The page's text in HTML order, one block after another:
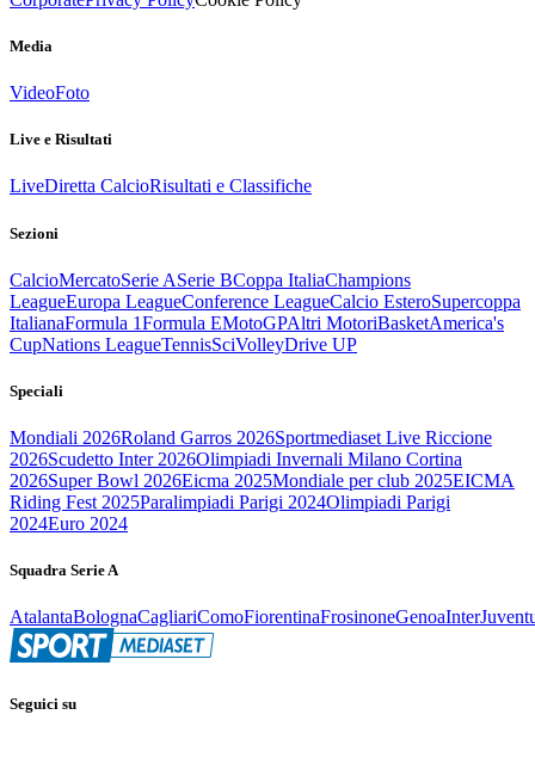
Media
VideoFoto
Live e Risultati
LiveDiretta CalcioRisultati e Classifiche
Sezioni
CalcioMercatoSerie ASerie BCoppa ItaliaChampions
LeagueEuropa LeagueConference LeagueCalcio EsteroSupercoppa
ItalianaFormula 1Formula EMotoGPAltri MotoriBasketAmerica's
CupNations LeagueTennisSciVolleyDrive UP
Speciali
Mondiali 2026Roland Garros 2026Sportmediaset Live Riccione
2026Scudetto Inter 2026Olimpiadi Invernali Milano Cortina
2026Super Bowl 2026Eicma 2025Mondiale per club 2025EICMA
Riding Fest 2025Paralimpiadi Parigi 2024Olimpiadi Parigi
2024Euro 2024
Squadra Serie A
AtalantaBolognaCagliariComoFiorentinaFrosinoneGenoaInter
Seguici su